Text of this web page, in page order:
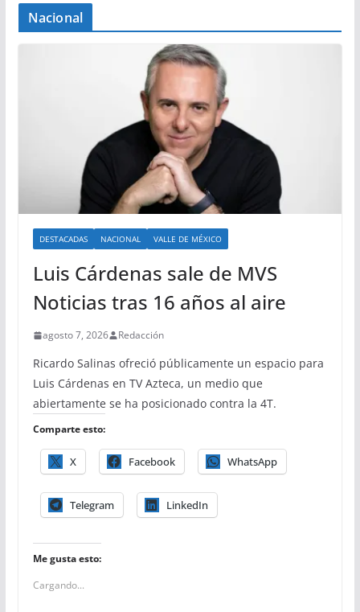
Nacional
DESTACADAS NACIONAL VALLE DE MÉXICO
Luis Cárdenas sale de MVS
Noticias tras 16 años al aire
agosto 7, 2026 Redacción
Ricardo Salinas ofreció públicamente un espacio para
Luis Cárdenas en TV Azteca, un medio que
abiertamente se ha posicionado contra la 4T.
Comparte esto:
X Facebook WhatsApp
Telegram LinkedIn
Me gusta esto:
Cargando...